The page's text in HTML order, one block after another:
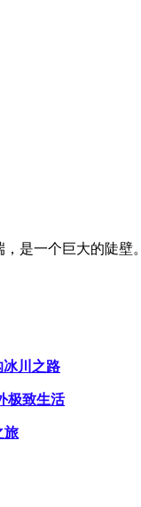
是一个巨大的陡
冰川之路
极致生活
旅